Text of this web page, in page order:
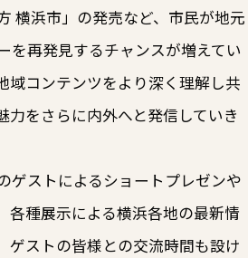
横浜市」の発売など、市民が地元
を再発見するチャンスが増えてい
域コンテンツをより深く理解し共
力をさらに内外へと発信していき
ゲストによるショートプレゼンや
各種展示による横浜各地の最新情
ゲストの皆様との交流時間も設け